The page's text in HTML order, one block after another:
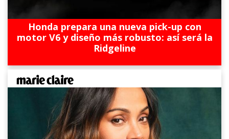
Honda prepara una nueva pick-up con
motor V6 y diseño más robusto: así será la
Ridgeline